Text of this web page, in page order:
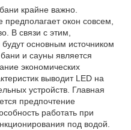
крайне важно.
предполагает окон совсем,
В связи с этим,
основным источником
и сауны является
экономических
выводит LED на
устройств. Главная
предпочтение
работать при
под водой.